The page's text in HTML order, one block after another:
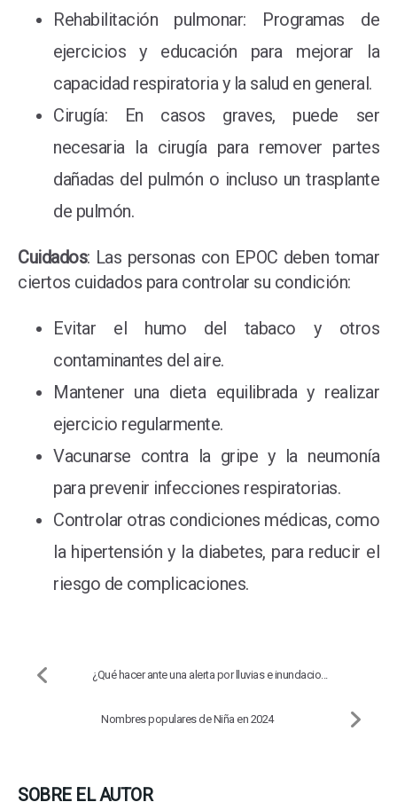
Rehabilitación pulmonar: Programas de
ejercicios y educación para mejorar la
capacidad respiratoria y la salud en general.
Cirugía: En casos graves, puede ser
necesaria la cirugía para remover partes
dañadas del pulmón o incluso un trasplante
de pulmón.
Cuidados: Las personas con EPOC deben tomar
ciertos cuidados para controlar su condición:
Evitar el humo del tabaco y otros
contaminantes del aire.
Mantener una dieta equilibrada y realizar
ejercicio regularmente.
Vacunarse contra la gripe y la neumonía
para prevenir infecciones respiratorias.
Controlar otras condiciones médicas, como
la hipertensión y la diabetes, para reducir el
riesgo de complicaciones.
¿Qué hacer ante una alerta por lluvias e inundacio...
Nombres populares de Niña en 2024
SOBRE EL AUTOR